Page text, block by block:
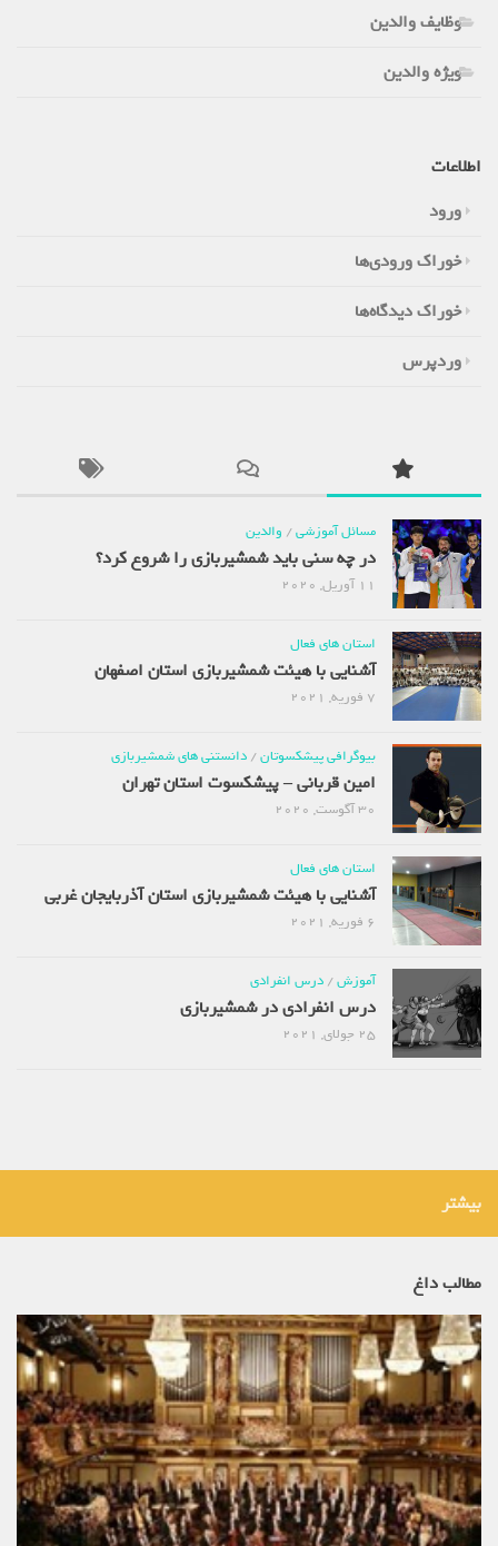
وظایف والدین
ویژه والدین
اطلاعات
ورود
خوراک ورودی‌ها
خوراک دیدگاه‌ها
وردپرس
مسائل آموزشی/والدین
در چه سنی باید شمشیربازی را شروع کرد؟
استان های فعال
آشنایی با هیئت شمشیربازی استان اصفهان
بیوگرافی پیشکسوتان/دانستنی های شمشیربازی
امین قربانی – پیشکسوت استان تهران
استان های فعال
آشنایی با هیئت شمشیربازی استان آذربایجان غربی
آموزش/درس انفرادی
درس انفرادی در شمشیربازی
بیشتر
مطالب داغ